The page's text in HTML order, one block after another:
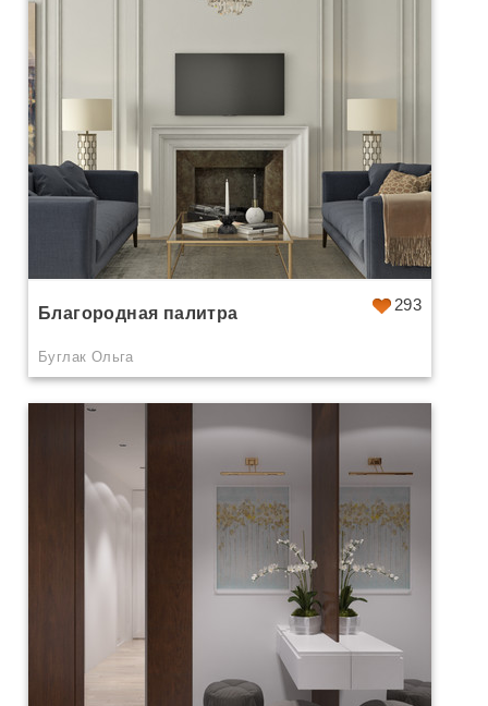
293
Благородная палитра
Буглак Ольга